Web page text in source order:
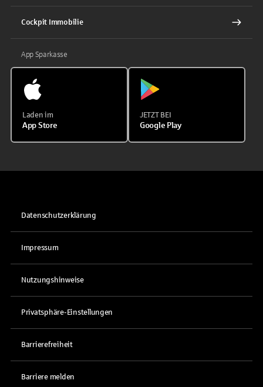
Cockpit Immobilie
App Sparkasse
Laden im
App Store
JETZT BEI
Google Play
Datenschutzerklärung
Impressum
Nutzungshinweise
Privatsphäre-Einstellungen
Barrierefreiheit
Barriere melden